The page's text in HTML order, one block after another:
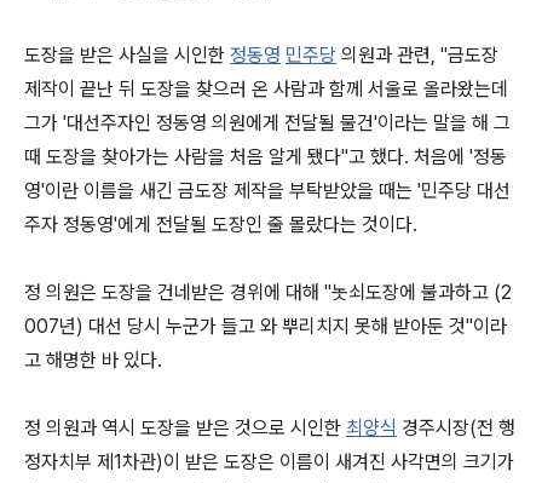
도장을 받은 사실을 시인한 정동영 민주당 의원과 관련, "금도장
제작이 끝난 뒤 도장을 찾으러 온 사람과 함께 서울로 올라왔는데
그가 '대선주자인 정동영 의원에게 전달될 물건'이라는 말을 해 그
때 도장을 찾아가는 사람을 처음 알게 됐다"고 했다. 처음에 '정동
영'이란 이름을 새긴 금도장 제작을 부탁받았을 때는 '민주당 대선
주자 정동영'에게 전달될 도장인 줄 몰랐다는 것이다.
정 의원은 도장을 건네받은 경위에 대해 "놋쇠도장에 불과하고 (2
007년) 대선 당시 누군가 들고 와 뿌리치지 못해 받아둔 것"이라
고 해명한 바 있다.
정 의원과 역시 도장을 받은 것으로 시인한 최양식 경주시장(전 행
정자치부 제1차관)이 받은 도장은 이름이 새겨진 사각면의 크기가